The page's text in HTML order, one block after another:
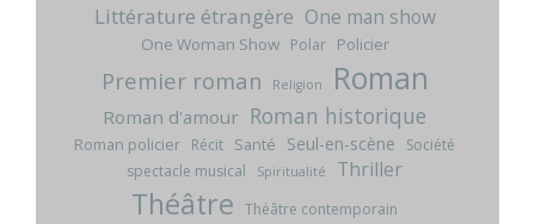
Littérature étrangère One man show
One Woman Show Polar Policier
Premier roman Religion Roman
Roman d'amour Roman historique
Roman policier Récit Santé Seul-en-scène
Société
spectacle musical
Spiritualité Thriller
Théâtre Théâtre contemporain